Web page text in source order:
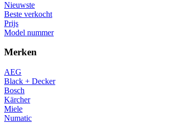
Nieuwste
Beste verkocht
Prijs
Model nummer
Merken
AEG
Black + Decker
Bosch
Kärcher
Miele
Numatic